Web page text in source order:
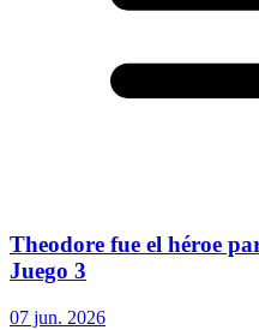
Theodore fue el héroe
Juego 3
07 jun. 2026